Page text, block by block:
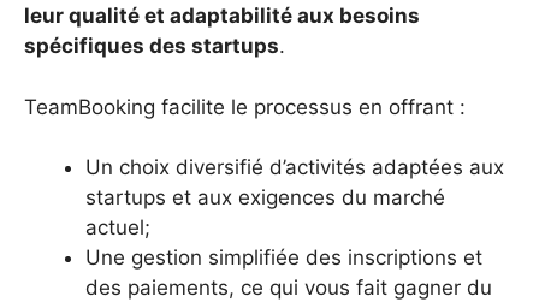
leur qualité et adaptabilité aux besoins
spécifiques des startups.
TeamBooking facilite le processus en offrant :
Un choix diversifié d’activités adaptées aux
startups et aux exigences du marché
actuel;
Une gestion simplifiée des inscriptions et
des paiements, ce qui vous fait gagner du